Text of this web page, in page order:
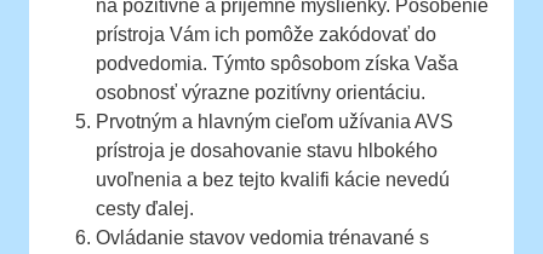
na pozitívne a príjemné myšlienky. Pôsobenie
prístroja Vám ich pomôže zakódovať do
podvedomia. Týmto spôsobom získa Vaša
osobnosť výrazne pozitívny orientáciu.
Prvotným a hlavným cieľom užívania AVS
prístroja je dosahovanie stavu hlbokého
uvoľnenia a bez tejto kvalifi kácie nevedú
cesty ďalej.
Ovládanie stavov vedomia trénavané s